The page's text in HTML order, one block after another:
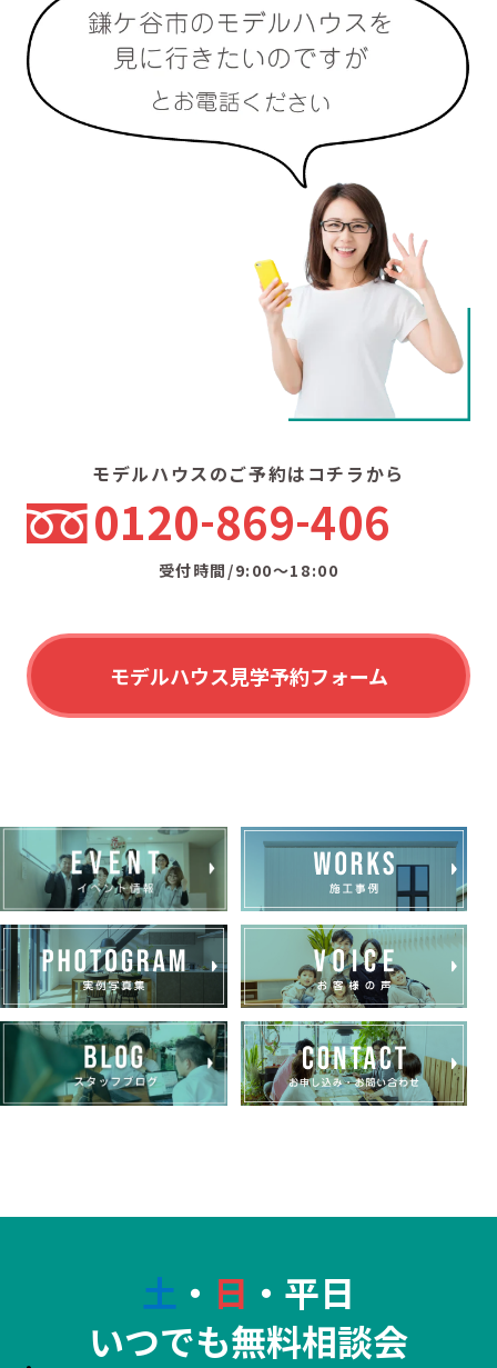
モデルハウスのご予約はコチラから
0120 869 406
受付時間/9:00〜18:00
モデルハウス見学予約フォーム
土 ・ 日 ・平日
いつでも無料相談会